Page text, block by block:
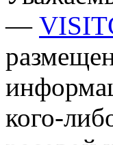
—
кого-